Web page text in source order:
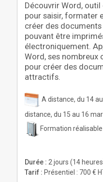
Découvrir Word,
pour saisir, formater
créer des
pouvant être
électroniquement.
Word, ses
pour créer des
attractifs.
A distance, du 14
distance, du 15 au 16
Formation
Durée : 2 jours (14
Tarif : Présentiel : 700 €